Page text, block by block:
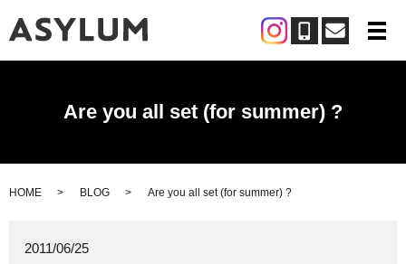
メ
Are you all set (for summer) ?
HOME BLOG Are you all set (for summer) ?
2011/06/25